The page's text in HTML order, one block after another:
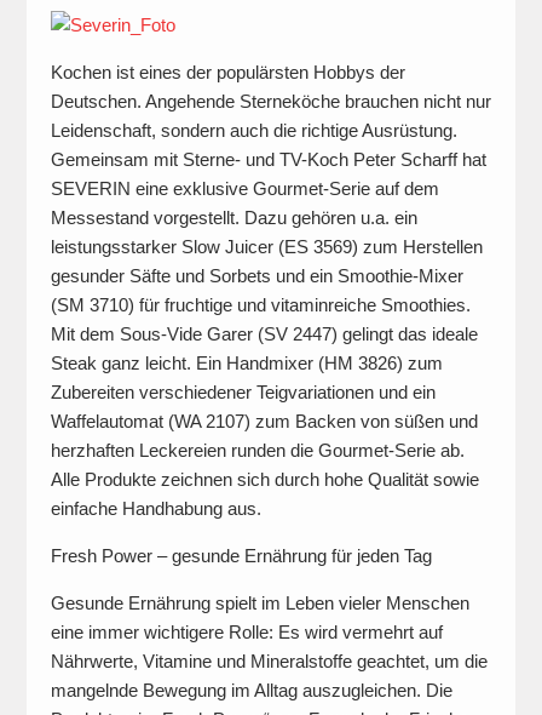
Kochen ist eines der populärsten Hobbys der
Deutschen. Angehende Sterneköche brauchen nicht nur
Leidenschaft, sondern auch die richtige Ausrüstung.
Gemeinsam mit Sterne- und TV-Koch Peter Scharff hat
SEVERIN eine exklusive Gourmet-Serie auf dem
Messestand vorgestellt. Dazu gehören u.a. ein
leistungsstarker Slow Juicer (ES 3569) zum Herstellen
gesunder Säfte und Sorbets und ein Smoothie-Mixer
(SM 3710) für fruchtige und vitaminreiche Smoothies.
Mit dem Sous-Vide Garer (SV 2447) gelingt das ideale
Steak ganz leicht. Ein Handmixer (HM 3826) zum
Zubereiten verschiedener Teigvariationen und ein
Waffelautomat (WA 2107) zum Backen von süßen und
herzhaften Leckereien runden die Gourmet-Serie ab.
Alle Produkte zeichnen sich durch hohe Qualität sowie
einfache Handhabung aus.
Fresh Power – gesunde Ernährung für jeden Tag
Gesunde Ernährung spielt im Leben vieler Menschen
eine immer wichtigere Rolle: Es wird vermehrt auf
Nährwerte, Vitamine und Mineralstoffe geachtet, um die
mangelnde Bewegung im Alltag auszugleichen. Die